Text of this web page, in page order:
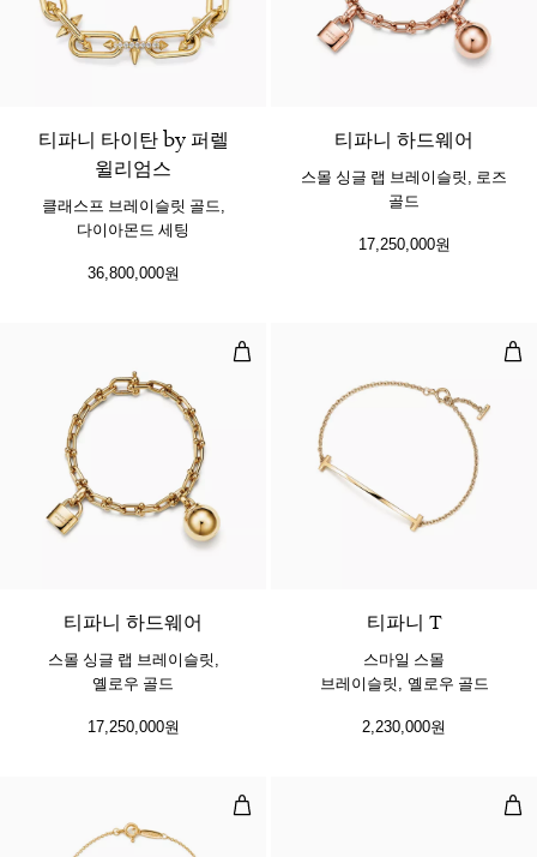
티파니 타이탄 by 퍼렐
윌리엄스
클래스프 브레이슬릿 골드,
다이아몬드 세팅
36,800,000원
티파니 하드웨어
스몰 싱글 랩 브레이슬릿, 로즈
골드
17,250,000원
스몰 싱글 랩 브레이슬릿, 옐로우 골
티파니 하드웨어
스몰 싱글 랩 브레이슬릿,
옐로우 골드
17,250,000원
스
티파니 T
스마일 스몰
브레이슬릿, 옐로우 골드
2,230,000원
다이아몬드 바이 더 야드™ 싱글 다
다